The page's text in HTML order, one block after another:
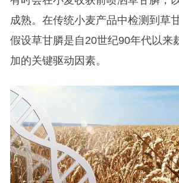
成熟。在传统小麦产品中检测到草
假设草甘膦是自20世纪90年代以来
加的关键驱动因素。